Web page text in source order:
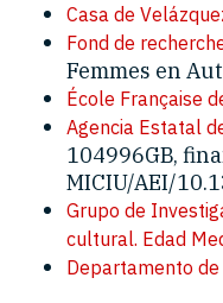
Casa de
Fond de
Femmes en
École Française
Agencia Estatal
104996GB,
MICIU/AEI/
Grupo de
cultural. Edad
Departamento de